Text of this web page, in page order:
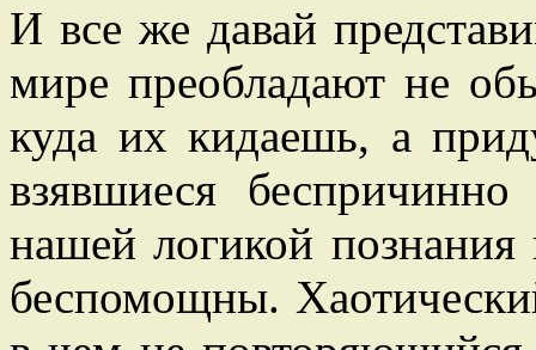
И все же давай
мире преобладают не
куда их кидаешь, а
взявшиеся
нашей логикой
беспомощны.